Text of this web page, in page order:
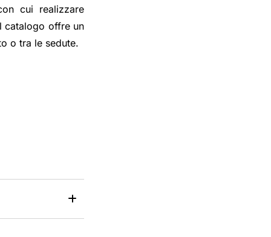
cui realizzare
catalogo offre un
o tra le sedute.